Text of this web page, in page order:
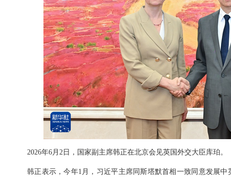
2026年6月2日，国家副主席韩正在北京会见英国外交大臣库珀。
韩正表示，今年1月，习近平主席同斯塔默首相一致同意发展